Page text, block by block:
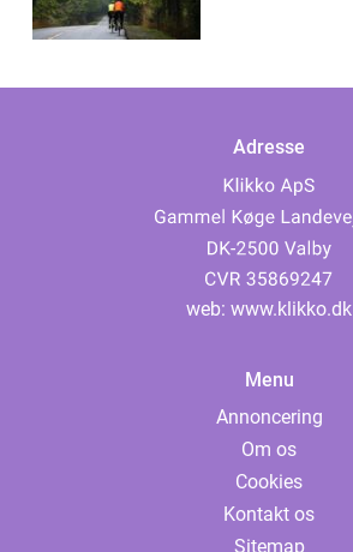
Adresse
web: www.klikko.dk
Menu
Annoncering
Om os
Cookies
Kontakt os
Sitemap